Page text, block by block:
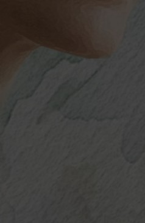
Notas A – H